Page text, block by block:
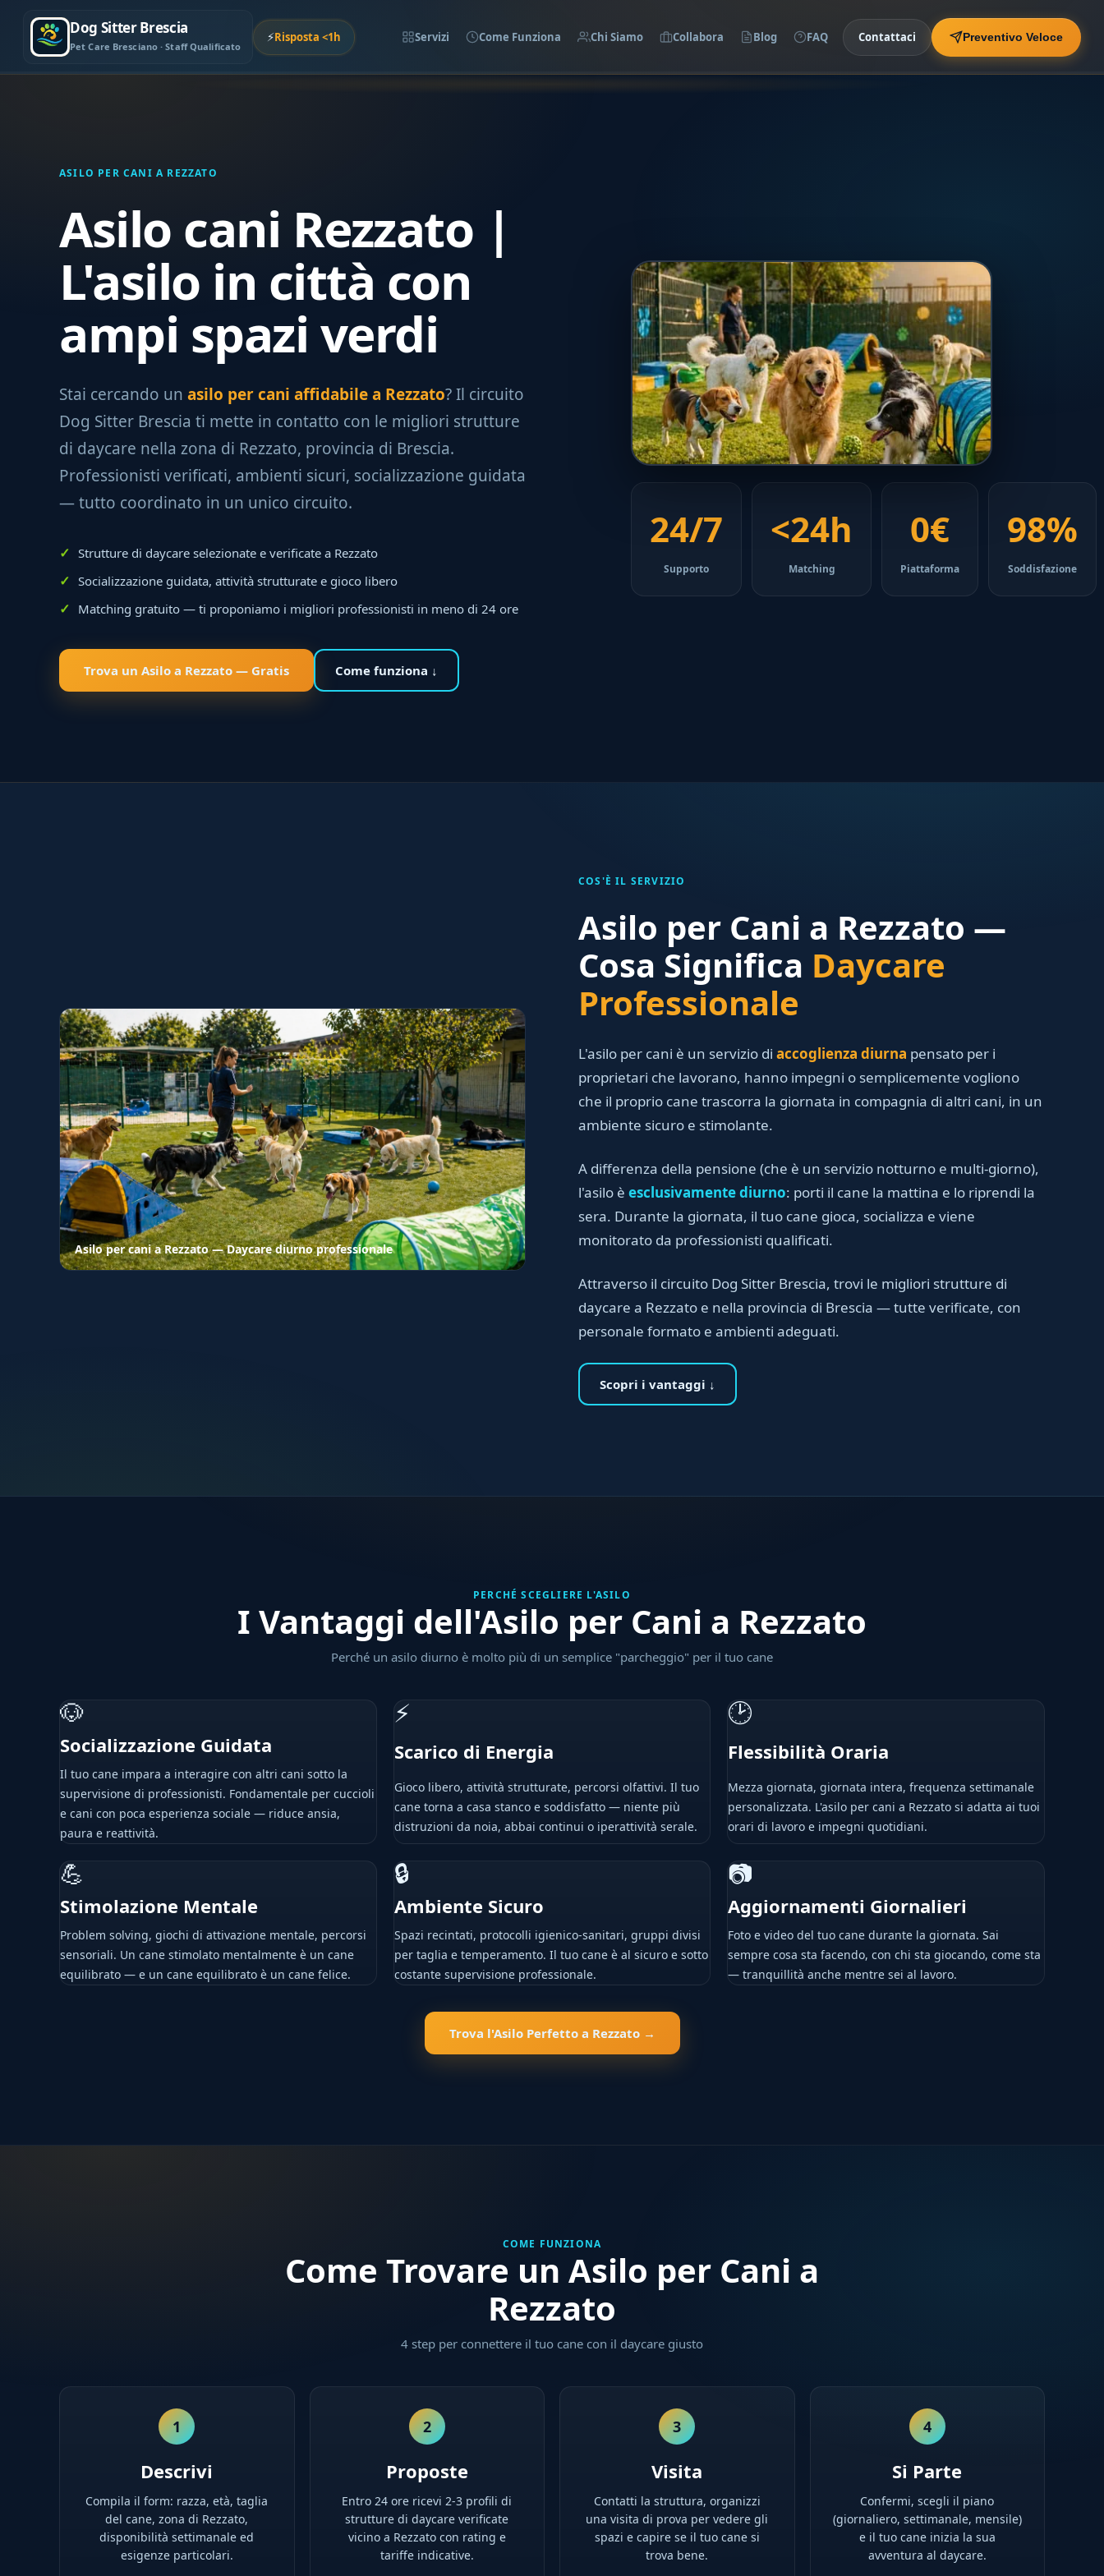
Dog Sitter Brescia
Pet Care Bresciano · Staff Qualificato
⚡Risposta <1h Servizi Come Funziona Chi Siamo Collabora Blog FAQ Contattaci Preventivo Veloce
ASILO PER CANI A REZZATO
Asilo cani Rezzato |
L'asilo in città con
ampi spazi verdi
Stai cercando un asilo per cani affidabile a Rezzato? Il circuito
Dog Sitter Brescia ti mette in contatto con le migliori strutture
di daycare nella zona di Rezzato, provincia di Brescia.
Professionisti verificati, ambienti sicuri, socializzazione guidata
— tutto coordinato in un unico circuito.
Strutture di daycare selezionate e verificate a Rezzato
Socializzazione guidata, attività strutturate e gioco libero
Matching gratuito — ti proponiamo i migliori professionisti in meno di 24 ore
Trova un Asilo a Rezzato — Gratis Come funziona ↓
24/7
Supporto
<24h
Matching
0€
Piattaforma
98%
Soddisfazione
Asilo per cani a Rezzato — Daycare diurno professionale
COS'È IL SERVIZIO
Asilo per Cani a Rezzato —
Cosa Significa Daycare
Professionale
L'asilo per cani è un servizio di accoglienza diurna pensato per i
proprietari che lavorano, hanno impegni o semplicemente vogliono
che il proprio cane trascorra la giornata in compagnia di altri cani, in un
ambiente sicuro e stimolante.
A differenza della pensione (che è un servizio notturno e multi-giorno),
l'asilo è esclusivamente diurno: porti il cane la mattina e lo riprendi la
sera. Durante la giornata, il tuo cane gioca, socializza e viene
monitorato da professionisti qualificati.
Attraverso il circuito Dog Sitter Brescia, trovi le migliori strutture di
daycare a Rezzato e nella provincia di Brescia — tutte verificate, con
personale formato e ambienti adeguati.
Scopri i vantaggi ↓
PERCHÉ SCEGLIERE L'ASILO
I Vantaggi dell'Asilo per Cani a Rezzato
Perché un asilo diurno è molto più di un semplice "parcheggio" per il tuo cane
🐶
Socializzazione Guidata
Il tuo cane impara a interagire con altri cani sotto la
supervisione di professionisti. Fondamentale per cuccioli
e cani con poca esperienza sociale — riduce ansia,
paura e reattività.
⚡
Scarico di Energia
Gioco libero, attività strutturate, percorsi olfattivi. Il tuo
cane torna a casa stanco e soddisfatto — niente più
distruzioni da noia, abbai continui o iperattività serale.
🕑
Flessibilità Oraria
Mezza giornata, giornata intera, frequenza settimanale
personalizzata. L'asilo per cani a Rezzato si adatta ai tuoi
orari di lavoro e impegni quotidiani.
💪
Stimolazione Mentale
Problem solving, giochi di attivazione mentale, percorsi
sensoriali. Un cane stimolato mentalmente è un cane
equilibrato — e un cane equilibrato è un cane felice.
🔒
Ambiente Sicuro
Spazi recintati, protocolli igienico-sanitari, gruppi divisi
per taglia e temperamento. Il tuo cane è al sicuro e sotto
costante supervisione professionale.
📷
Aggiornamenti Giornalieri
Foto e video del tuo cane durante la giornata. Sai
sempre cosa sta facendo, con chi sta giocando, come sta
— tranquillità anche mentre sei al lavoro.
Trova l'Asilo Perfetto a Rezzato →
COME FUNZIONA
Come Trovare un Asilo per Cani a
Rezzato
4 step per connettere il tuo cane con il daycare giusto
1
Descrivi
Compila il form: razza, età, taglia
del cane, zona di Rezzato,
disponibilità settimanale ed
esigenze particolari.
2
Proposte
Entro 24 ore ricevi 2-3 profili di
strutture di daycare verificate
vicino a Rezzato con rating e
tariffe indicative.
3
Visita
Contatti la struttura, organizzi
una visita di prova per vedere gli
spazi e capire se il tuo cane si
trova bene.
4
Si Parte
Confermi, scegli il piano
(giornaliero, settimanale, mensile)
e il tuo cane inizia la sua
avventura al daycare.